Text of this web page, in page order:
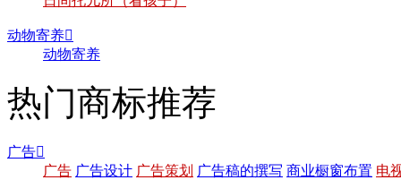
动物寄养
动物寄养
热门商标推荐
广告
广告 广告设计 广告策划 广告稿的撰写 商业橱窗布置 电